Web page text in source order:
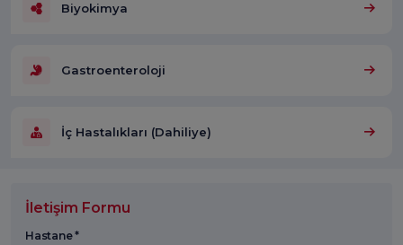
Biyokimya
Gastroenteroloji
İç Hastalıkları (Dahiliye)
İletişim Formu
Hastane *